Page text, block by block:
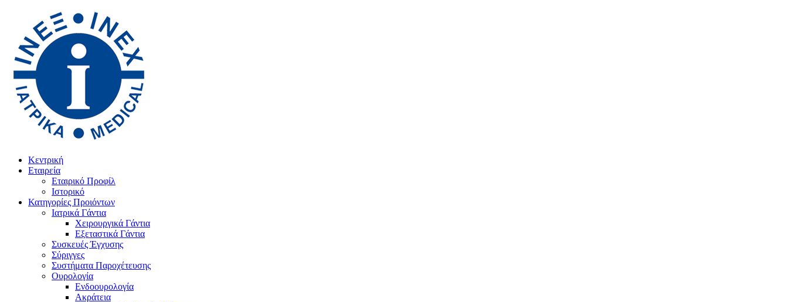
Κεντρική
Εταιρεία
Εταιρικό Προφίλ
Ιστορικό
Κατηγορίες Προιόντων
Ιατρικά Γάντια
Χειρουργικά Γάντια
Εξεταστικά Γάντια
Συσκευές Έγχυσης
Σύριγγες
Συστήματα Παροχέτευσης
Ουρολογία
Ενδοουρολογία
Ακράτεια